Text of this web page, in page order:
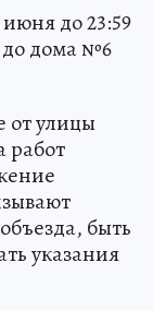
до 23:59
до дома №6
от улицы
работ
быть
указания